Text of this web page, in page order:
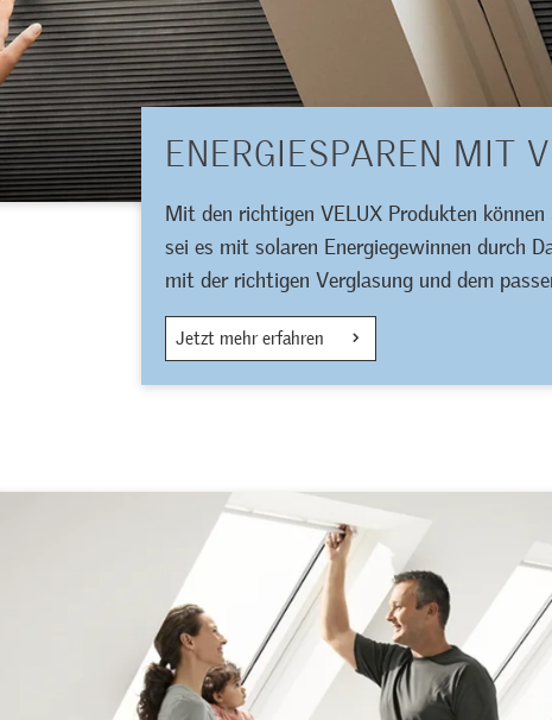
ENERGIESPAREN MIT
Mit den richtigen VELUX Produkten
sei es mit solaren Energiegewinnen durch
mit der richtigen Verglasung und dem
Jetzt mehr erfahren